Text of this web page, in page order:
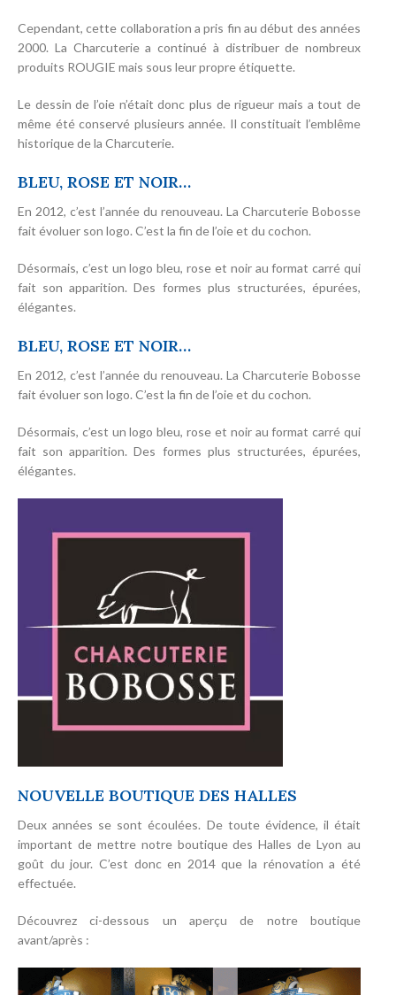
Cependant, cette collaboration a pris fin au début des années
2000. La Charcuterie a continué à distribuer de nombreux
produits ROUGIE mais sous leur propre étiquette.
Le dessin de l’oie n’était donc plus de rigueur mais a tout de
même été conservé plusieurs année. Il constituait l’emblême
historique de la Charcuterie.
BLEU, ROSE ET NOIR…
En 2012, c’est l’année du renouveau. La Charcuterie Bobosse
fait évoluer son logo. C’est la fin de l’oie et du cochon.
Désormais, c’est un logo bleu, rose et noir au format carré qui
fait son apparition. Des formes plus structurées, épurées,
élégantes.
BLEU, ROSE ET NOIR…
En 2012, c’est l’année du renouveau. La Charcuterie Bobosse
fait évoluer son logo. C’est la fin de l’oie et du cochon.
Désormais, c’est un logo bleu, rose et noir au format carré qui
fait son apparition. Des formes plus structurées, épurées,
élégantes.
NOUVELLE BOUTIQUE DES HALLES
Deux années se sont écoulées. De toute évidence, il était
important de mettre notre boutique des Halles de Lyon au
goût du jour. C’est donc en 2014 que la rénovation a été
effectuée.
Découvrez ci-dessous un aperçu de notre boutique
avant/après :